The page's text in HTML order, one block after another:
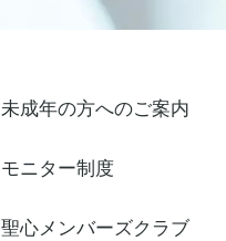
未成年の方へのご案内
モニター制度
聖心メンバーズクラブ